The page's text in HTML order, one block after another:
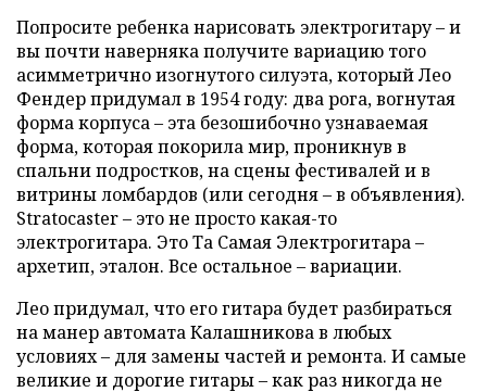
Попросите ребенка нарисовать электрогитару – и
вы почти наверняка получите вариацию того
асимметрично изогнутого силуэта, который Лео
Фендер придумал в 1954 году: два рога, вогнутая
форма корпуса – эта безошибочно узнаваемая
форма, которая покорила мир, проникнув в
спальни подростков, на сцены фестивалей и в
витрины ломбардов (или сегодня – в объявления).
Stratocaster – это не просто какая-то
электрогитара. Это Та Самая Электрогитара –
архетип, эталон. Все остальное – вариации.
Лео придумал, что его гитара будет разбираться
на манер автомата Калашникова в любых
условиях – для замены частей и ремонта. И самые
великие и дорогие гитары – как раз никогда не